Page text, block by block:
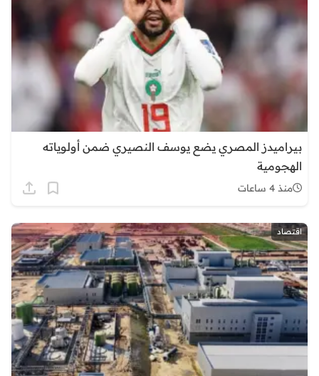
بيراميدز المصري يضع يوسف النصيري ضمن أولوياته
الهجومية
منذ 4 ساعات
اقتصاد